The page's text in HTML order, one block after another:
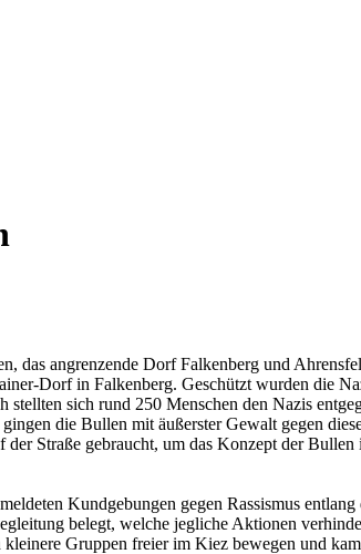
das angrenzende Dorf Falkenberg und
Dorf in Falkenberg. Geschützt wurden die
sich rund 250 Menschen den Nazis
die Bullen mit äußerster Gewalt gegen
Straße gebraucht, um das Konzept der
Kundgebungen gegen Rassismus
belegt, welche jegliche Aktionen
Gruppen freier im Kiez bewegen und